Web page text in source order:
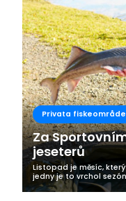
Privata
Za
jeseterů
Listopad je měsíc,
jedny je to vrchol
pro druhé doba revize
mezi....